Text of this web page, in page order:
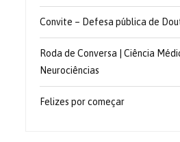
Convite – Defesa pública de
Roda de Conversa | Ciência
Neurociências
Felizes por começar